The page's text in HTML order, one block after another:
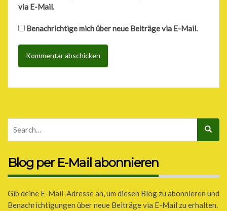
via E-Mail.
Benachrichtige mich über neue Beiträge via E-Mail.
Blog per E-Mail abonnieren
Gib deine E-Mail-Adresse an, um diesen Blog zu abonnieren und
Benachrichtigungen über neue Beiträge via E-Mail zu erhalten.